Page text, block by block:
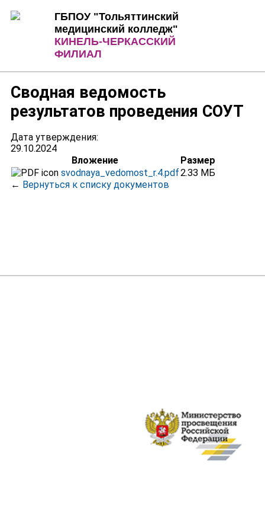
ГБПОУ "Тольяттинский
медицинский колледж"
КИНЕЛЬ-ЧЕРКАССКИЙ
ФИЛИАЛ
Сводная ведомость
результатов проведения СОУТ
Дата утверждения:
29.10.2024
Вложение
Размер
svodnaya_vedomost_r.4.pdf2.33 МБ
← Вернуться к списку документов